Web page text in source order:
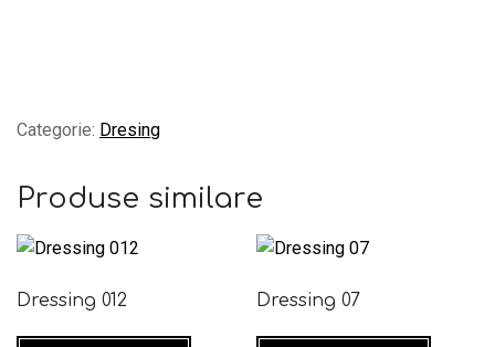
Categorie: Dresing
Produse similare
Dressing 012 Dressing 07